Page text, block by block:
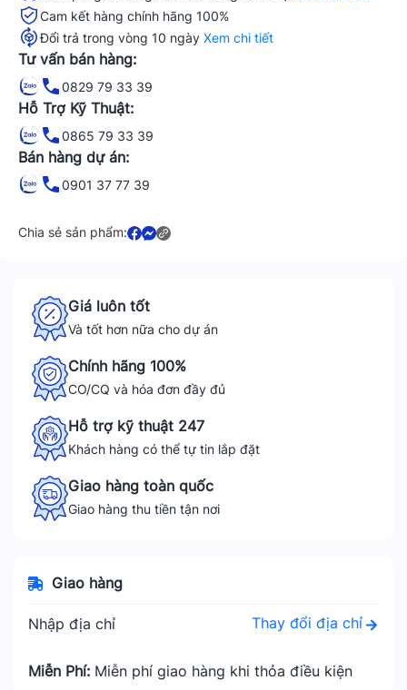
Cam kết hàng chính hãng 100%
Đổi trả trong vòng 10 ngày Xem chi tiết
Tư vấn bán hàng:
0829 79 33 39
Hỗ Trợ Kỹ Thuật:
0865 79 33 39
Bán hàng dự án:
0901 37 77 39
Chia sẻ sản phẩm:
Giá luôn tốt
Và tốt hơn nữa cho dự án
Chính hãng 100%
CO/CQ và hóa đơn đầy đủ
Hỗ trợ kỹ thuật 247
Khách hàng có thể tự tin lắp đặt
Giao hàng toàn quốc
Giao hàng thu tiền tận nơi
Giao hàng
Nhập địa chỉ Thay đổi địa chỉ
Miễn Phí: Miễn phí giao hàng khi thỏa điều kiện